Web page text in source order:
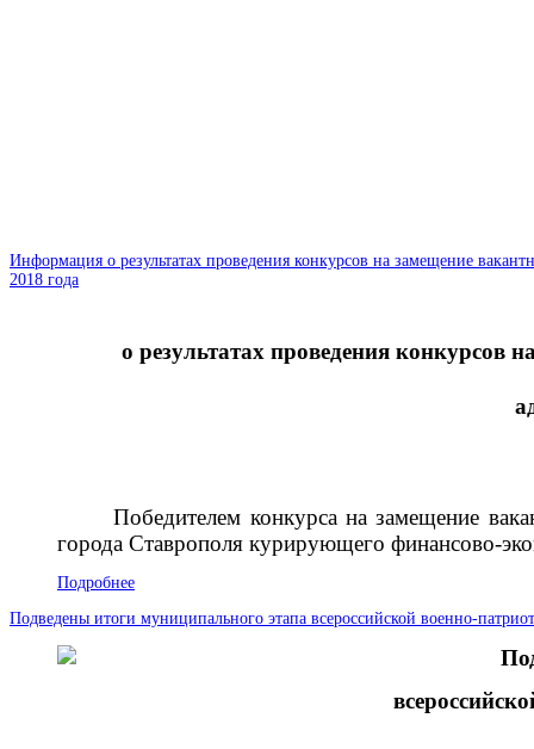
Информация о результатах проведения конкурсов на замещение
2018 года
о результатах проведения конкурсов
Победителем конкурса на замещение
города Ставрополя курирующего финансово-
Подробнее
Подведены итоги муниципального этапа всероссийской военно-